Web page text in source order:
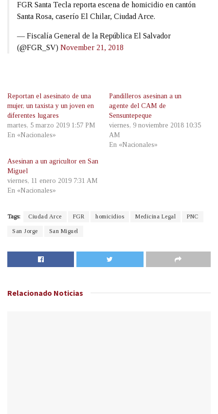
FGR Santa Tecla reporta escena de homicidio en cantón
Santa Rosa, caserío El Chilar, Ciudad Arce.
— Fiscalía General de la República El Salvador
(@FGR_SV) November 21, 2018
Reportan el asesinato de una
mujer, un taxista y un joven en
diferentes lugares
martes, 5 marzo 2019 1:57 PM
En «Nacionales»
Pandilleros asesinan a un
agente del CAM de
Sensuntepeque
viernes, 9 noviembre 2018 10:35
AM
En «Nacionales»
Asesinan a un agricultor en San
Miguel
viernes, 11 enero 2019 7:31 AM
En «Nacionales»
Tags: Ciudad Arce FGR homicidios Medicina Legal PNC
San Jorge San Miguel
Relacionado Noticias